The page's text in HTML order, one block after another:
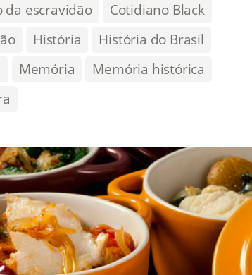
da escravidão
Cotidiano Black
História
História do Brasil
Memória
Memória histórica